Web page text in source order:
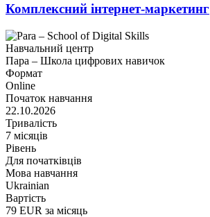
Комплексний інтернет-маркетинг
Навчальний центр
Пара – Школа цифрових навичок
Формат
Online
Початок навчання
22.10.2026
Тривалість
7 місяців
Рівень
Для початківців
Мова навчання
Ukrainian
Вартість
79 EUR за місяць